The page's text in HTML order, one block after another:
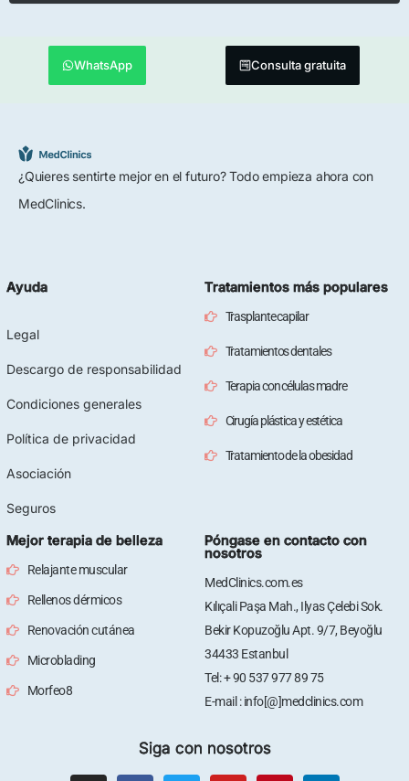
WhatsApp Consulta gratuita
¿Quieres sentirte mejor en el futuro? Todo empieza ahora con
MedClinics.
Ayuda
Legal
Descargo de responsabilidad
Condiciones generales
Política de privacidad
Asociación
Seguros
Tratamientos más populares
Trasplante capilar
Tratamientos dentales
Terapia con células madre
Cirugía plástica y estética
Tratamiento de la obesidad
Mejor terapia de belleza
Relajante muscular
Rellenos dérmicos
Renovación cutánea
Microblading
Morfeo8
Póngase en contacto con
nosotros
MedClinics.com.es
Kılıçali Paşa Mah., Ilyas Çelebi Sok.
Bekir Kopuzoğlu Apt. 9/7, Beyoğlu
34433 Estanbul
Tel: + 90 537 977 89 75
E-mail : info[@]medclinics.com
Siga con nosotros